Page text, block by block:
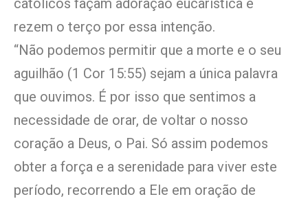
rezem o terço por essa intenção.
“Não podemos permitir que a morte e o seu
aguilhão (1 Cor 15:55) sejam a única palavra
que ouvimos. É por isso que sentimos a
necessidade de orar, de voltar o nosso
coração a Deus, o Pai. Só assim podemos
obter a força e a serenidade para viver este
período, recorrendo a Ele em oração de